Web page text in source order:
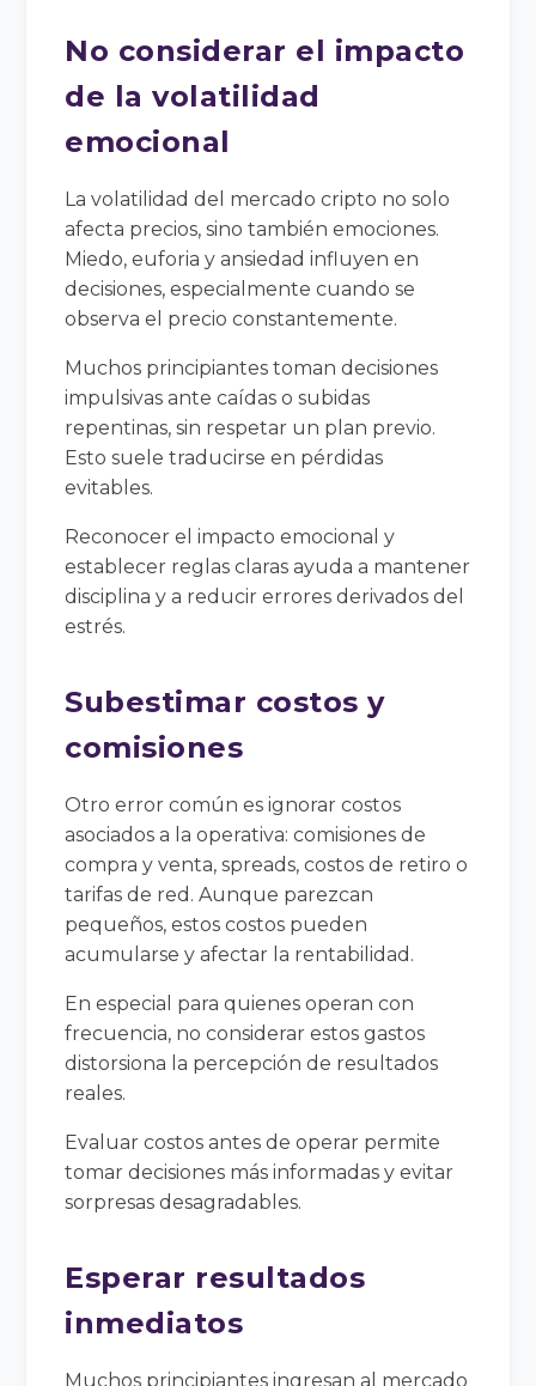
No considerar el impacto
de la volatilidad
emocional
La volatilidad del mercado cripto no solo
afecta precios, sino también emociones.
Miedo, euforia y ansiedad influyen en
decisiones, especialmente cuando se
observa el precio constantemente.
Muchos principiantes toman decisiones
impulsivas ante caídas o subidas
repentinas, sin respetar un plan previo.
Esto suele traducirse en pérdidas
evitables.
Reconocer el impacto emocional y
establecer reglas claras ayuda a mantener
disciplina y a reducir errores derivados del
estrés.
Subestimar costos y
comisiones
Otro error común es ignorar costos
asociados a la operativa: comisiones de
compra y venta, spreads, costos de retiro o
tarifas de red. Aunque parezcan
pequeños, estos costos pueden
acumularse y afectar la rentabilidad.
En especial para quienes operan con
frecuencia, no considerar estos gastos
distorsiona la percepción de resultados
reales.
Evaluar costos antes de operar permite
tomar decisiones más informadas y evitar
sorpresas desagradables.
Esperar resultados
inmediatos
Muchos principiantes ingresan al mercado